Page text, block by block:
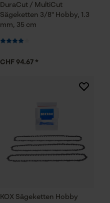
DuraCut / MultiCut
Sägeketten 3/8" Hobby, 1.3
mm, 35 cm
CHF 94.67 *
KOX Sägeketten Hobby